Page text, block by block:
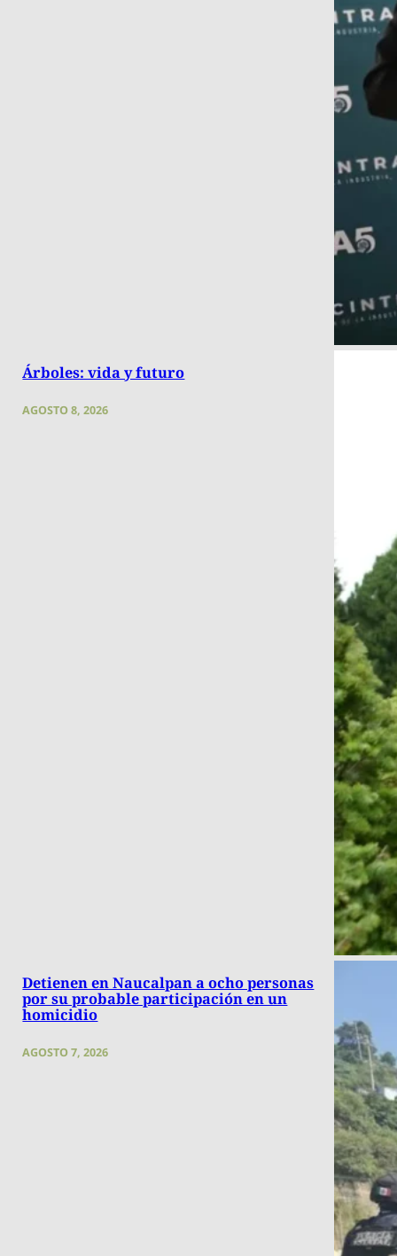
Árboles: vida y futuro
AGOSTO 8, 2026
Detienen en Naucalpan a ocho personas
por su probable participación en un
homicidio
AGOSTO 7, 2026